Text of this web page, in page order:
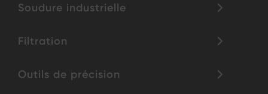
Soudure industrielle
Filtration
Outils de précision